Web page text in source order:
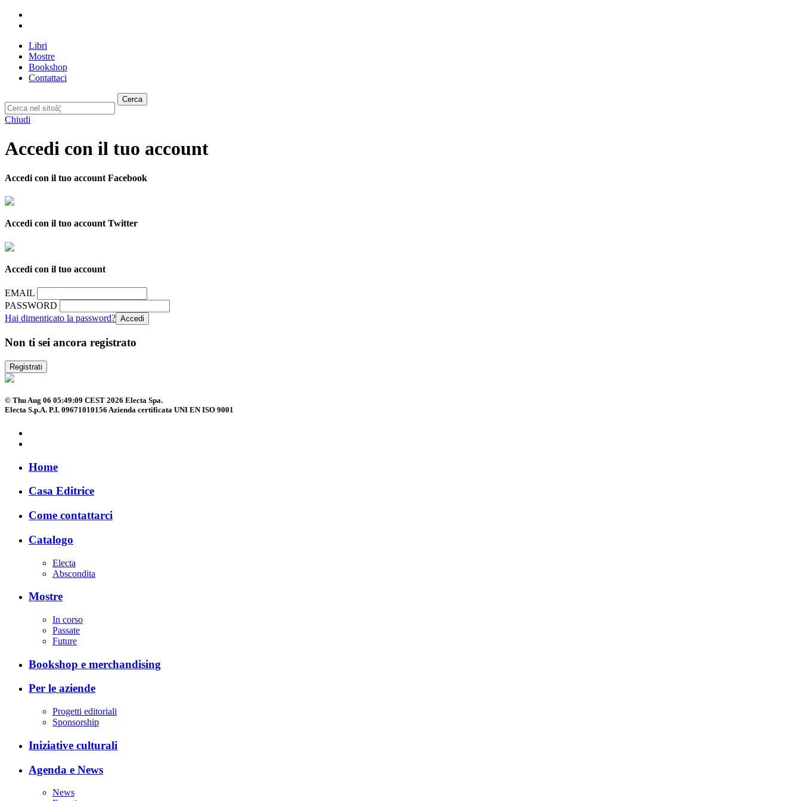
Libri
Mostre
Bookshop
Contattaci
Cerca
Chiudi
Accedi con il tuo account
Accedi con il tuo account Facebook
Accedi con il tuo account Twitter
Accedi con il tuo account
EMAIL
PASSWORD
Hai dimenticato la password?
Non ti sei ancora registrato
Registrati
© Thu Aug 06 05:49:09 CEST 2026 Electa Spa.
Electa S.p.A. P.I. 09671010156 Azienda certificata UNI EN ISO 9001
Home
Casa Editrice
Come contattarci
Catalogo
Electa
Abscondita
Mostre
In corso
Passate
Future
Bookshop e merchandising
Per le aziende
Progetti editoriali
Sponsorship
Iniziative culturali
Agenda e News
News